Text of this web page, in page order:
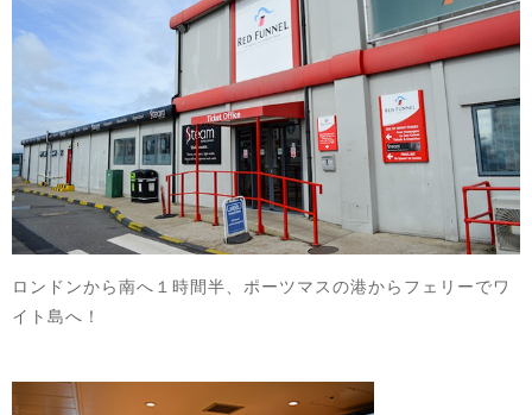
ロンドンから南へ１時間半、ポーツマスの港からフェリーでワ
イト島へ！